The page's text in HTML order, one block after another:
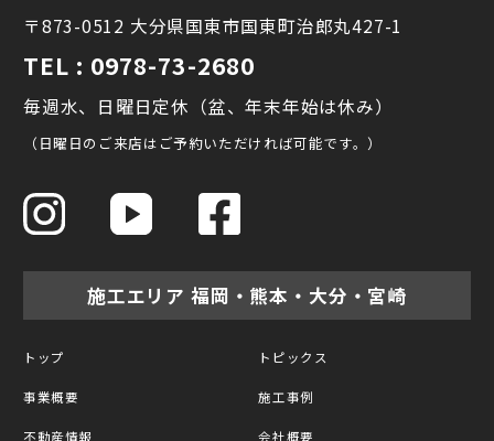
〒873-0512 大分県国東市国東町治郎丸427-1
TEL : 0978-73-2680
毎週水、日曜日定休（盆、年末年始は休み）
（日曜日のご来店はご予約いただければ可能です。）
施工エリア 福岡・熊本・大分・宮崎
トップ トピックス
事業概要 施工事例
不動産情報 会社概要